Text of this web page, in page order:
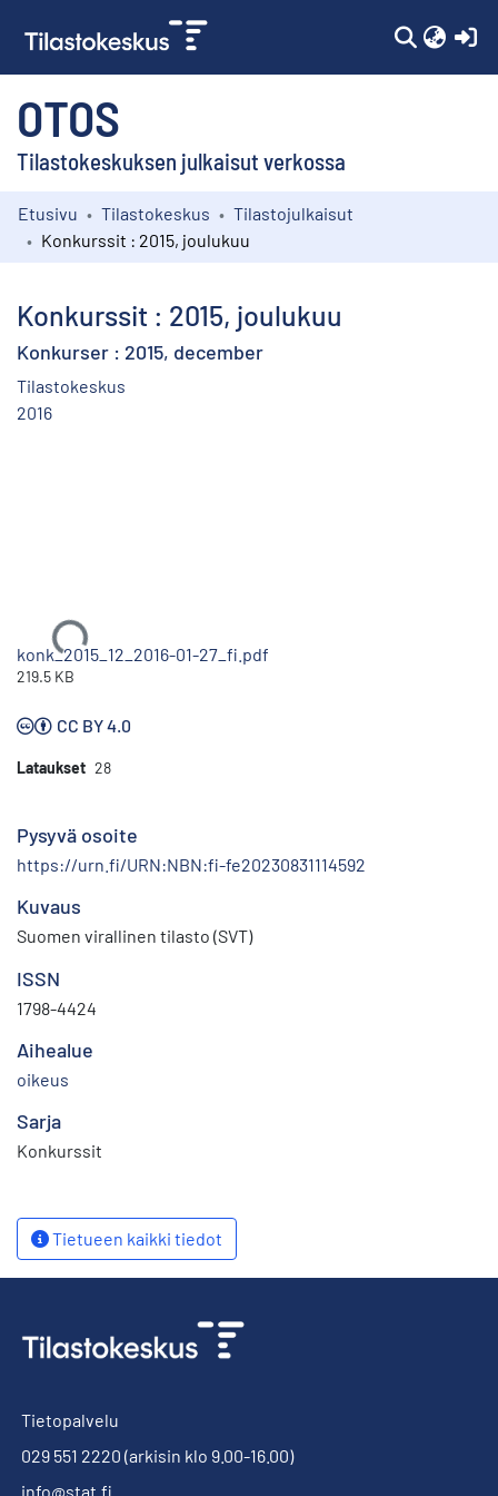
OTOS
Tilastokeskuksen julkaisut verkossa
Kokoelmat
Etusivu Tilastokeskus
Tilastojulkaisut
Konkurssit : 2015, joulukuu
Konkurssit : 2015, joulukuu
Konkurser : 2015, december
Tilastokeskus
2016
Ladataan...
konk_2015_12_2016-01-27_fi.pdf
219.5 KB
CC BY 4.0
Lataukset 28
Pysyvä osoite
https://urn.fi/URN:NBN:fi-fe20230831114592
Kuvaus
Suomen virallinen tilasto (SVT)
ISSN
1798-4424
Aihealue
oikeus
Sarja
Konkurssit
Tietueen kaikki tiedot
Tietopalvelu
029 551 2220 (arkisin klo 9.00-16.00)
info@stat.fi